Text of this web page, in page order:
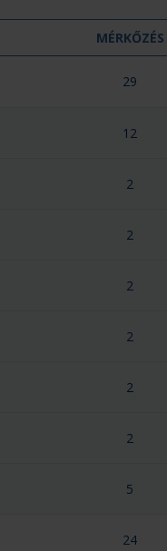
MÉRKŐZÉS
29
12
2
2
2
2
2
2
5
24